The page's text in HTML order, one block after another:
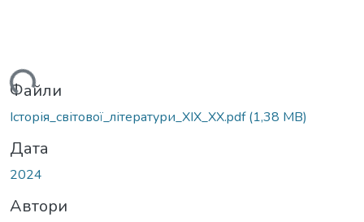
Файли
Історія_світової_літератури_ХІХ_ХХ.pdf(1,38 MB)
Дата
2024
Автори